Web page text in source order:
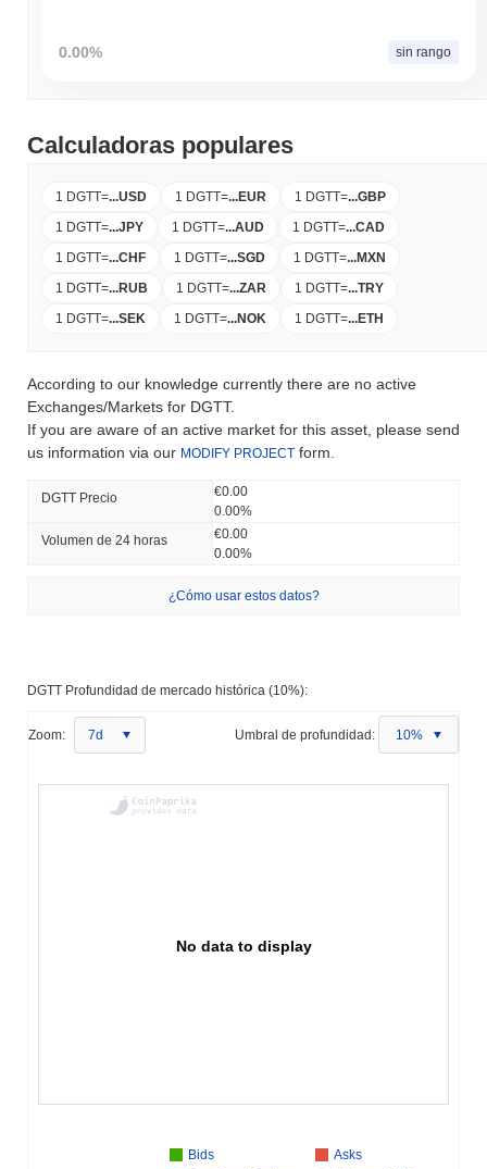
0.00% sin rango
Calculadoras populares
1 DGTT=...USD 1 DGTT=...EUR 1 DGTT=...GBP
1 DGTT=...JPY 1 DGTT=...AUD 1 DGTT=...CAD
1 DGTT=...CHF 1 DGTT=...SGD 1 DGTT=...MXN
1 DGTT=...RUB 1 DGTT=...ZAR 1 DGTT=...TRY
1 DGTT=...SEK 1 DGTT=...NOK 1 DGTT=...ETH
According to our knowledge currently there are no active
Exchanges/Markets for DGTT.
If you are aware of an active market for this asset, please send
us information via our MODIFY PROJECT form.
DGTT Precio
€0.00
0.00%
Volumen de 24 horas
€0.00
0.00%
¿Cómo usar estos datos?
DGTT Profundidad de mercado histórica (10%):
Zoom: 7d Umbral de profundidad: 10%
No data to display
Bids
Asks